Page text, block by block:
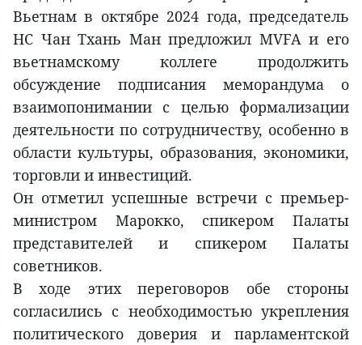
Вьетнам в октябре 2024 года, председатель
НС Чан Тхань Ман предложил MVFA и его
вьетнамскому коллеге продолжить
обсуждение подписания меморандума о
взаимопонимании с целью формализации
деятельности по сотрудничеству, особенно в
области культуры, образования, экономики,
торговли и инвестиций.
Он отметил успешные встречи с премьер-
министром Марокко, спикером Палаты
представителей и спикером Палаты
советников.
В ходе этих переговоров обе стороны
согласились с необходимостью укрепления
политического доверия и парламентской